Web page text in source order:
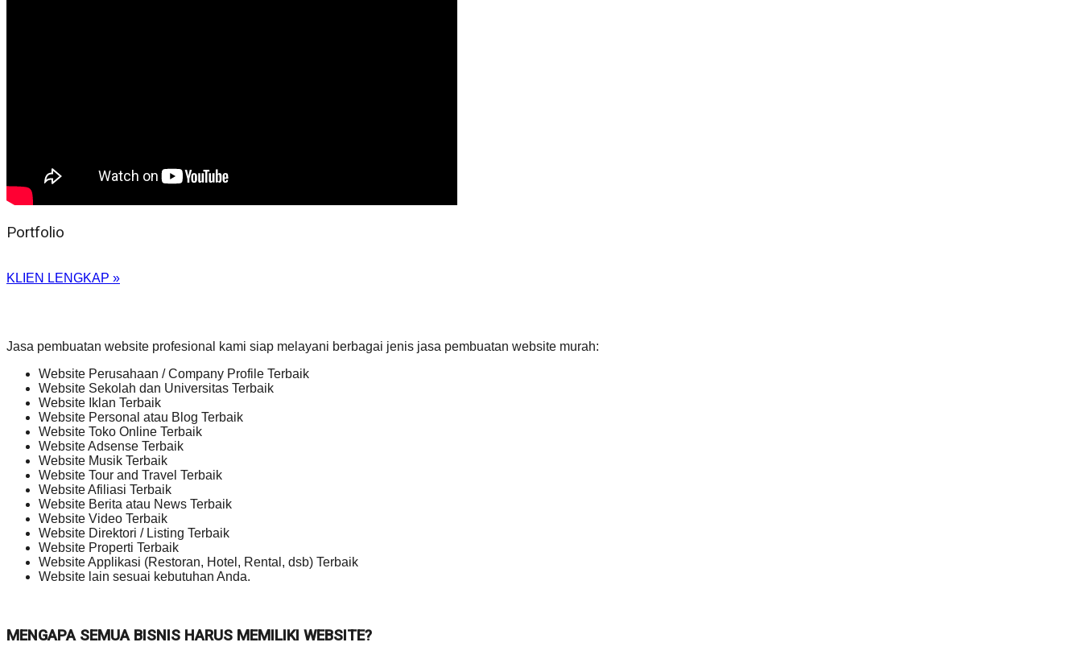
Portfolio
KLIEN LENGKAP »
Jasa pembuatan website profesional kami siap melayani berbagai jenis jasa pembuatan website murah:
Website Perusahaan / Company Profile Terbaik
Website Sekolah dan Universitas Terbaik
Website Iklan Terbaik
Website Personal atau Blog Terbaik
Website Toko Online Terbaik
Website Adsense Terbaik
Website Musik Terbaik
Website Tour and Travel Terbaik
Website Afiliasi Terbaik
Website Berita atau News Terbaik
Website Video Terbaik
Website Direktori / Listing Terbaik
Website Properti Terbaik
Website Applikasi (Restoran, Hotel, Rental, dsb) Terbaik
Website lain sesuai kebutuhan Anda.
MENGAPA SEMUA BISNIS HARUS MEMILIKI WEBSITE?